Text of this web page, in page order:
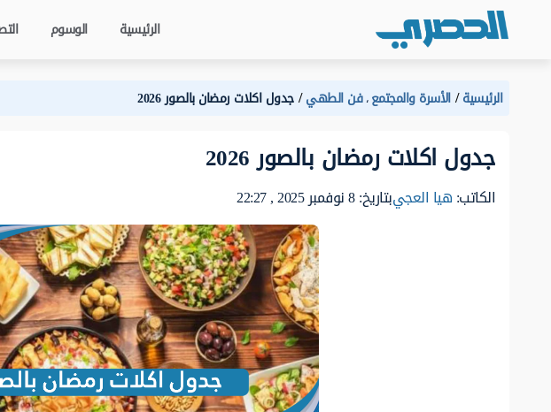
الرئيسية الوسوم
الرئيسية الأسرة والمجتمع،فن الطهي جدول اكلات رمضان بالصور 2026
جدول اكلات رمضان بالصور 2026
الكاتب:هيا العجيبتاريخ: 8 نوفمبر 2025 , 22:27